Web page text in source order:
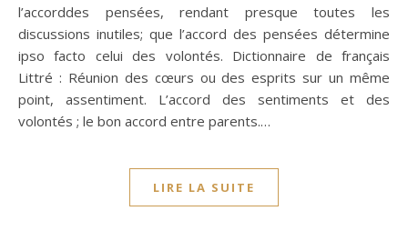
l’accorddes pensées, rendant presque toutes les
discussions inutiles; que l’accord des pensées détermine
ipso facto celui des volontés. Dictionnaire de français
Littré : Réunion des cœurs ou des esprits sur un même
point, assentiment. L’accord des sentiments et des
volontés ; le bon accord entre parents.…
LIRE LA SUITE